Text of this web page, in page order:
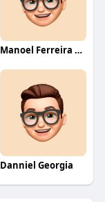
Manoel Ferreira dos Santos junior
Danniel Georgia